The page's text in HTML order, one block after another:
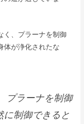
く、プラーナを制御
体が浄化されたな
プラーナを制御
に制御できると